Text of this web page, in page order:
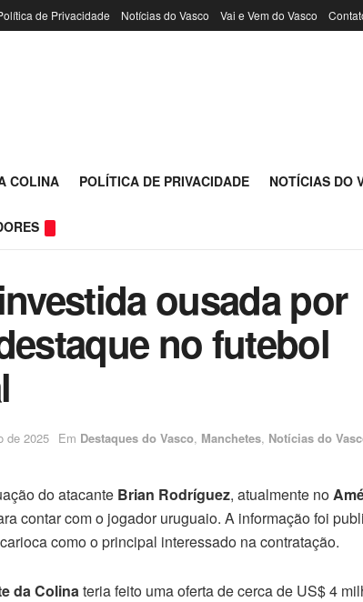
de Privacidade Notícias do Vasco Vai e Vem do Vasco
COLINA POLÍTICA DE PRIVACIDADE NOTÍCIAS DO
ousada por
no futebol
de 2025 Em Destaques do Vasco, Manchetes, Notícias do
do atacante Brian Rodríguez, atualmente no
contar com o jogador uruguaio. A informação foi
como o principal interessado na contratação.
da Colinateria feito uma oferta de cerca de US$ 4